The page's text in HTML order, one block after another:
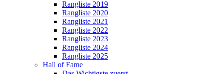
Rangliste 2019
Rangliste 2020
Rangliste 2021
Rangliste 2022
Rangliste 2023
Rangliste 2024
Rangliste 2025
Hall of Fame